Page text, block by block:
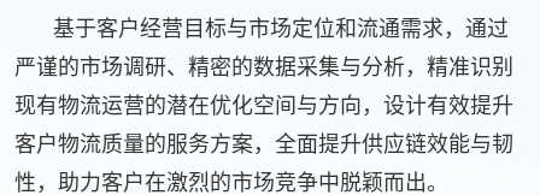
基于客户经营目标与市场定位和流通需求，通过
严谨的市场调研、精密的数据采集与分析，精准识别
现有物流运营的潜在优化空间与方向，设计有效提升
客户物流质量的服务方案，全面提升供应链效能与韧
性，助力客户在激烈的市场竞争中脱颖而出。